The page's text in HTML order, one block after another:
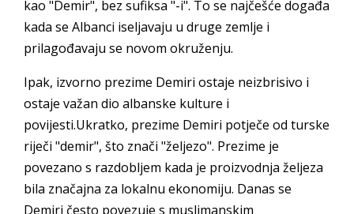
kao "Demir", bez sufiksa "-i". To se najčešće događa
kada se Albanci iseljavaju u druge zemlje i
prilagođavaju se novom okruženju.
Ipak, izvorno prezime Demiri ostaje neizbrisivo i
ostaje važan dio albanske kulture i
povijesti.Ukratko, prezime Demiri potječe od turske
riječi "demir", što znači "željezo". Prezime je
povezano s razdobljem kada je proizvodnja željeza
bila značajna za lokalnu ekonomiju. Danas se
Demiri često povezuje s muslimanskim